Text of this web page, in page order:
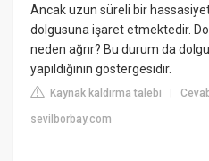
Ancak uzun süreli bir
dolgusuna işaret etmektedir.
neden ağrır? Bu durum da
yapıldığının göstergesidir.
Kaynak kaldırma talebi |
sevilborbay.com